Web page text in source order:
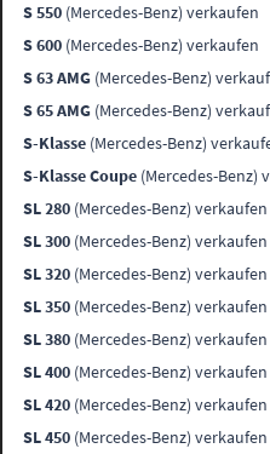
S 550 (Mercedes-Benz) verkaufen
S 600 (Mercedes-Benz) verkaufen
S 63 AMG (Mercedes-Benz)
S 65 AMG (Mercedes-Benz)
S-Klasse (Mercedes-Benz)
S-Klasse Coupe (Mercedes-Benz)
SL 280 (Mercedes-Benz) verkaufen
SL 300 (Mercedes-Benz) verkaufen
SL 320 (Mercedes-Benz) verkaufen
SL 350 (Mercedes-Benz) verkaufen
SL 380 (Mercedes-Benz) verkaufen
SL 400 (Mercedes-Benz) verkaufen
SL 420 (Mercedes-Benz) verkaufen
SL 450 (Mercedes-Benz) verkaufen